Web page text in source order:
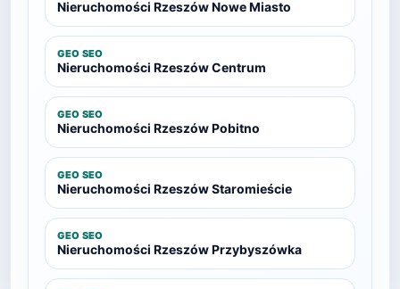
Nieruchomości Rzeszów Nowe Miasto
GEO SEO
Nieruchomości Rzeszów Centrum
GEO SEO
Nieruchomości Rzeszów Pobitno
GEO SEO
Nieruchomości Rzeszów Staromieście
GEO SEO
Nieruchomości Rzeszów Przybyszówka